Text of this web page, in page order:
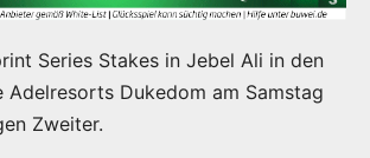
Series Stakes in Jebel Ali in den
Adelresorts Dukedom am Samstag
Zweiter.